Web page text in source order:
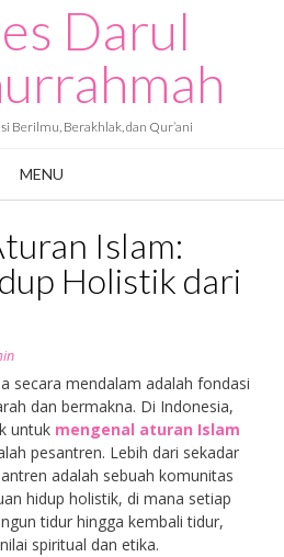
Darul
Berilmu, Berakhlak, dan Qur’ani
MENU
Islam:
Holistik dari
secara mendalam adalah fondasi
dan bermakna. Di Indonesia,
untuk mengenal aturan Islam
pesantren. Lebih dari sekadar
adalah sebuah komunitas
hidup holistik, di mana setiap
tidur hingga kembali tidur,
spiritual dan etika.